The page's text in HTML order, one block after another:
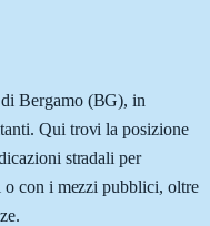
Bergamo (BG), in
Qui trovi la posizione
stradali per
o con i mezzi pubblici, oltre